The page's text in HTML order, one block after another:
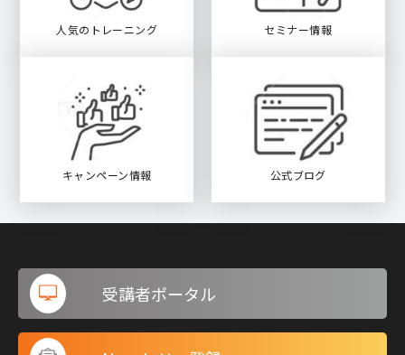
人気のトレーニング セミナー情報
キャンペーン情報 公式ブログ
受講者ポータル